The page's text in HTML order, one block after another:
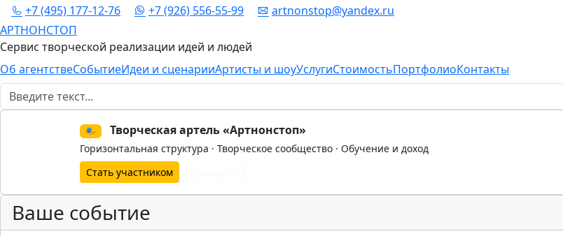
+7 (495) 177-12-76 +7 (926) 556-55-99 artnonstop@yandex.ru
АРТНОНСТОП
Сервис творческой реализации идей и людей
Об агентствеСобытиеИдеи и сценарииАртисты и шоуУслугиСтоимостьПортфолиоКонтакты
Поиск
🎭 Творческая артель «Артнонстоп»
Горизонтальная структура · Творческое сообщество · Обучение и доход
Стать участником
Ваше событие